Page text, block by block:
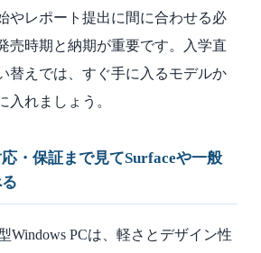
やレポート提出に間に合わせる必
売時期と納期が重要です。入学直
替えでは、すぐ手に入るモデルか
入れましょう。
・保証まで見てSurfaceや一般
Windows PCは、軽さとデザイン性